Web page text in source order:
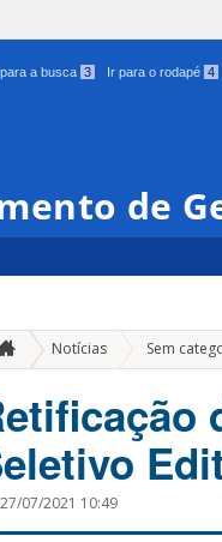
a busca 3 Ir para o rodapé 4
de
Notícias Sem
27/07/2021 10:49